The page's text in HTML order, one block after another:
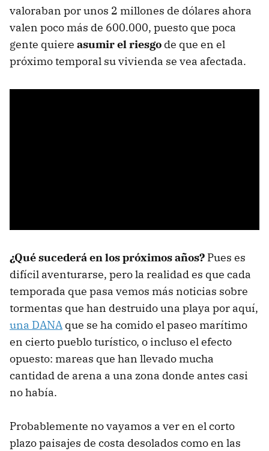
valoraban por unos 2 millones de dólares ahora
valen poco más de 600.000, puesto que poca
gente quiere asumir el riesgo de que en el
próximo temporal su vivienda se vea afectada.
¿Qué sucederá en los próximos años? Pues es
difícil aventurarse, pero la realidad es que cada
temporada que pasa vemos más noticias sobre
tormentas que han destruido una playa por aquí,
una DANA que se ha comido el paseo marítimo
en cierto pueblo turístico, o incluso el efecto
opuesto: mareas que han llevado mucha
cantidad de arena a una zona donde antes casi
no había.
Probablemente no vayamos a ver en el corto
plazo paisajes de costa desolados como en las